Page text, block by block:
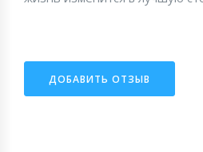
ДОБАВИТЬ ОТЗЫВ